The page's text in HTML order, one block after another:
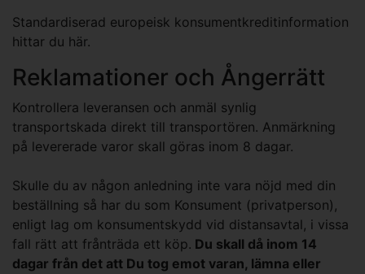
Standardiserad europeisk konsumentkreditinformation
hittar du här.
Reklamationer och Ångerrätt
Kontrollera leveransen och anmäl synlig
transportskada direkt till transportören. Anmärkning
på levererade varor skall göras inom 8 dagar.
Skulle du av någon anledning inte vara nöjd med din
beställning så har du som Konsument (privatperson),
enligt lag om konsumentskydd vid distansavtal, i vissa
fall rätt att frånträda ett köp. Du skall då inom 14
dagar från det att Du tog emot varan, lämna eller